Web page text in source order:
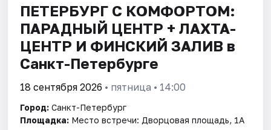
ПЕТЕРБУРГ С КОМФОРТОМ:
ПАРАДНЫЙ ЦЕНТР + ЛАХТА-
ЦЕНТР И ФИНСКИЙ ЗАЛИВ в
Санкт-Петербурге
18 сентября 2026 • пятница • 14:00
Город: Санкт-Петербург
Площадка: Место встречи: Дворцовая площадь, 1А